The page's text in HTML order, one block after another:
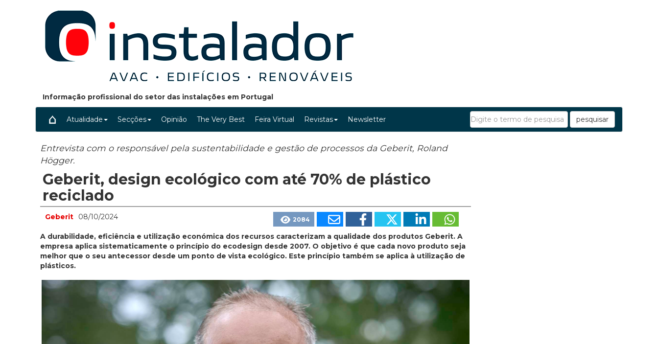
Informação profissional do setor das instalações em Portugal
Atualidade Secções Opinião The Very Best Feira Virtual Revistas Newsletter pesquisar
Entrevista com o responsável pela sustentabilidade e gestão de processos da Geberit, Roland
Högger.
Geberit, design ecológico com até 70% de plástico
reciclado
Geberit 08/10/2024 2084
A durabilidade, eficiência e utilização económica dos recursos caracterizam a qualidade dos produtos Geberit. A
empresa aplica sistematicamente o princípio do ecodesign desde 2007. O objetivo é que cada novo produto seja
melhor que o seu antecessor desde um ponto de vista ecológico. Este princípio também se aplica à utilização de
plásticos.